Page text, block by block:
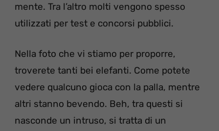
mente. Tra l’altro molti vengono spesso
utilizzati per test e concorsi pubblici.
Nella foto che vi stiamo per proporre,
troverete tanti bei elefanti. Come potete
vedere qualcuno gioca con la palla, mentre
altri stanno bevendo. Beh, tra questi si
nasconde un intruso, si tratta di un